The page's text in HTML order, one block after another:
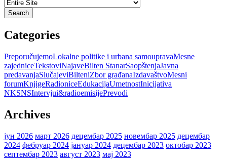
Categories
PreporučujemoLokalne politike i urbana samoupravaMesne
zajedniceTekstoviNajaveBilten StanarSaopštenjaJavna
predavanjaSlučajeviBilteniZbor građanaIzdavaštvoMesni
forumKnjigeRadioniceEdukacijaUmetnostInicijativa
NKSNSIntervjui&radioemisijePrevodi
Archives
јун 2026 март 2026 децембар 2025 новембар 2025 децембар
2024 фебруар 2024 јануар 2024 децембар 2023 октобар 2023
септембар 2023 август 2023 мај 2023